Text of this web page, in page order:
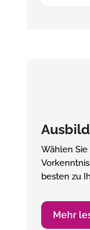
Wählen
besten zu
Mehr